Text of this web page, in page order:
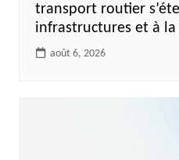
transport routier
infrastructures et à
août 6, 2026